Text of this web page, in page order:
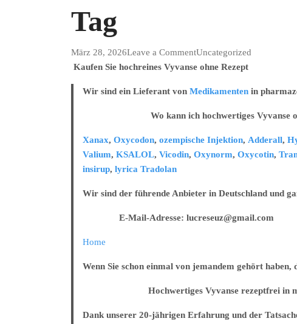
Tag
März 28, 2026Leave a Commenton
Fentanyl
mg/50
Lieferung
am
Uncategorized
Kaufen Sie hochreines Vyvanse ohne Rezept
Wir sind ein Lieferant von Medikamentenin
Wo kann ich hochwertiges Vyvanse ohne
Xanax, Oxycodon, ozempische Injektion, Adderall,
Valium, KSALOL, Vicodin, Oxynorm, Oxycotin,
insirup, lyrica Tradolan
Wir sind der führende Anbieter in Deutschland und
E-Mail-Adresse: lucreseuz@gmail.com
Home
Wenn Sie schon einmal von jemandem gehört
Hochwertiges Vyvanse rezeptfrei in
Dank unserer 20-jährigen Erfahrung und der